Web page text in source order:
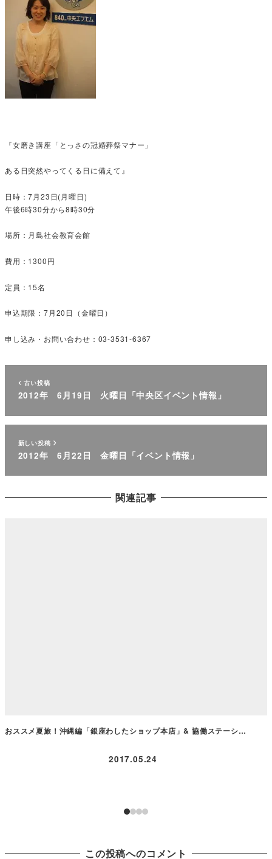
『女磨き講座「とっさの冠婚葬祭マナー」
ある日突然やってくる日に備えて』
日時：7月23日(月曜日)
午後6時30分から8時30分
場所：月島社会教育会館
費用：1300円
定員：15名
申込期限：7月20日（金曜日）
申し込み・お問い合わせ：03-3531-6367
古い投稿
2012年 6月19日 火曜日「中央区イベント情報」
新しい投稿
2012年 6月22日 金曜日「イベント情報」
関連記事
おススメ夏旅！沖縄編「銀座わしたショップ本店」& 協働ステーシ…
2017.05.24
この投稿へのコメント